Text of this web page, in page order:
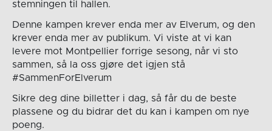
stemningen til hallen.
Denne kampen krever enda mer av Elverum, og den
krever enda mer av publikum. Vi viste at vi kan
levere mot Montpellier forrige sesong, når vi sto
sammen, så la oss gjøre det igjen stå
#SammenForElverum
Sikre deg dine billetter i dag, så får du de beste
plassene og du bidrar det du kan i kampen om nye
poeng.